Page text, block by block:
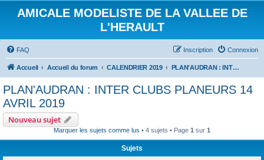
AMICALE MODELISTE DE LA VALLEE DE
L'HERAULT
FAQ Connexion
Inscription
Accueil Accueil du forum CALENDRIER 2019 PLAN'AUDRAN : INTER CLUBS PLANEURS 14 AVRIL 2019
PLAN'AUDRAN : INTER CLUBS PLANEURS 14
AVRIL 2019
Nouveau sujet
Marquer les sujets comme lus • 4 sujets • Page 1 sur 1
Sujets